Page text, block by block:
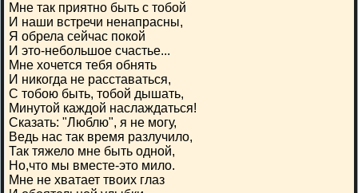
Мне так приятно быть с тобой
И наши встречи ненапрасны,
Я обрела сейчас покой
И это-небольшое счастье...
Мне хочется тебя обнять
И никогда не расставаться,
С тобою быть, тобой дышать,
Минутой каждой наслаждаться!
Сказать: "Люблю", я не могу,
Ведь нас так время разлучило,
Так тяжело мне быть одной,
Но,что мы вместе-это мило.
Мне не хватает твоих глаз